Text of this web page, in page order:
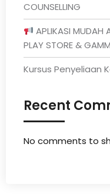
COUNSELLING
APLIKASI MUDAH
PLAY STORE &
Kursus Penyeliaan
Recent
No comments to